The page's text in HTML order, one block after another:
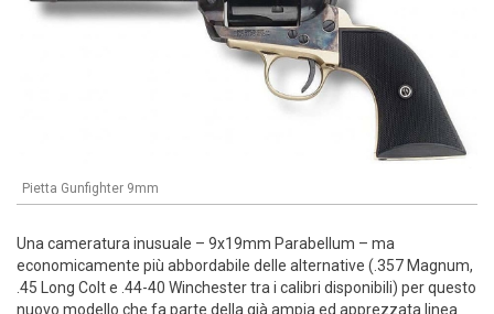
Pietta Gunfighter 9mm
Una cameratura inusuale – 9x19mm Parabellum – ma
economicamente più abbordabile delle alternative (.357 Magnum,
.45 Long Colt e .44-40 Winchester tra i calibri disponibili) per questo
nuovo modello che fa parte della già ampia ed apprezzata linea